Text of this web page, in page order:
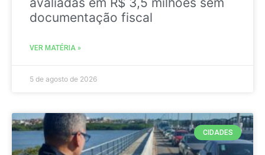
documentação fiscal
VER MATÉRIA »
5 de agosto de 2026
CIDADES